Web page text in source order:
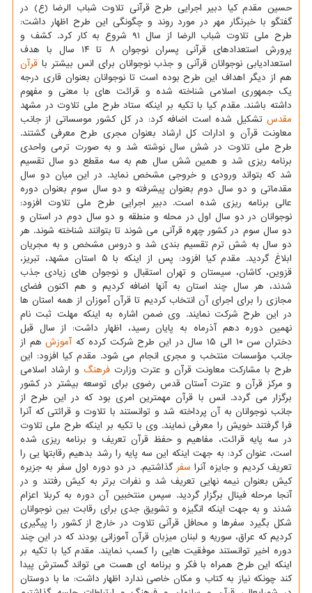
حسین مقدم کیا دبیر اجرایی طرح قرآنی تلاوت شباب الرضا (ع) در
گفتگو با خبرنگار مهر در مورد روند و چگونگی این طرح اظهار داشت:
طرح ملی تلاوت شباب الرضا از سال ۹۱ شروع به کار کرد. کشف و
پرورش استعدادهای قرآنی پسران نوجوان ۸ تا ۱۴ سال با هدف
استعدادیابی نوجوانان قرآنی و جذب نوجوانان برای انس بیشتر با قرآن
هم از دیگر اهداف این طرح بوده است تا نوجوانان بعنوان قاری درجه
یک جمهوری اسلامی شناخته شده و قرائت های با معنی و مفهوم
داشته باشند. مقدم کیا با تکیه بر اینکه ستاد طرح ملی تلاوت در مشهد
مقدس تشکیل شده است اضافه کرد: در کل کشور موسساتی از جانب
معاونت قرآن و ادارات کل ارشاد بعنوان مجری طرح معرفی گشتند.
طرح ملی تلاوت در شش سال نوشته شد و به صورت ترمی واحدی
برنامه ریزی شد و همین شش سال هم به سه مقطع دو سال تقسیم
شد که بتواند ورودی و خروجی مشخص نماید. در این میان دو سال
مقدماتی و دو سال دوم بعنوان پیشرفته و دو سال سوم بعنوان دوره
عالی برنامه ریزی شده است. دبیر اجرایی طرح ملی تلاوت افزود:
نوجوانان در دو سال اول در محله و منطقه و دو سال دوم در استان و
دو سال سوم در کشور چهره قرآنی می شوند تا بتوانند شناخته شوند. هر
دو سال به شش ترم تقسیم بندی شد و دروس مشخص و به مجریان
ابلاغ گردید. مقدم کیا افزود: پس از اینکه با ۵ استان مشهد، تبریز،
قزوین، کاشان، سیستان و تهران استقبال و نوجوان های زیادی جذب
شدند، هر سال چند استان به آنها اضافه کردیم و هم اکنون فضای
مجازی را برای اجرای آن انتخاب کردیم تا قرآن آموزان از همه استان ها
در این طرح شرکت نمایند. وی ضمن اشاره به اینکه مهلت ثبت نام
نهمین دوره دهم آذرماه به پایان رسید، اظهار داشت: از سال قبل
دختران سن ۱۰ الی ۱۵ سال در این طرح شرکت کرده که
آموزشهم از
جانب مؤسسات منتخب و مجری انجام می شود. مقدم کیا افزود: این
طرح با مشارکت معاونت قرآن و عترت وزارت فرهنگ و ارشاد اسلامی
و مرکز قرآن و عترت آستان قدس رضوی برای توسعه بیشتر در کشور
برگزار می گردد. انس با قرآن مهمترین امری بود که در این طرح از
جانب نوجوانان به آن پرداخته شد و توانستند با تلاوت و قرائتی که آنرا
فرا گرفتند خویش را معرفی نمایند. وی با تکیه بر اینکه طرح ملی تلاوت
در سه پایه قرائت، مفاهیم و حفظ قرآن تعریف و برنامه ریزی شده
است، عنوان کرد: به جهت اینکه این سه پایه را رشد بدهیم رقابتها یی را
تعریف کردیم و جایزه آنرا سفر گذاشتیم. در دو دوره اول سفر به جزیره
کیش بعنوان نیمه نهایی تعریف شد و نفرات برتر به کیش رفتند و در
آنجا مرحله فینال برگزار گردید. سپس منتخبین آن دوره به کربلا اعزام
شدند و به جهت اینکه انگیزه و تشویق جدی برای رقابت بین نوجوانان
شکل بگیرد سفرها و محافل قرآنی تلاوت در خارج از کشور را پیگیری
کردیم که عراق، سوریه و لبنان میزبان قرآن آموزانی بودند که در این چند
دوره اخیر توانستند موفقیت هایی را کسب نمایند. مقدم کیا با تکیه بر
اینکه این طرح همراه با فکر و برنامه ای هست می تواند گسترش پیدا
کند چونکه نیاز به کتاب و مکان خاصی ندارد اظهار داشت: ما با دوستان